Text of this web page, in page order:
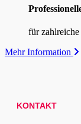
für
Mehr Information
KONTAKT